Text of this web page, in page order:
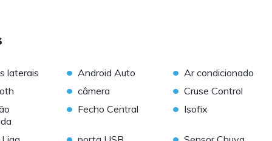
laterais • Android Auto • Ar condicionado
• câmera • Cruse Control
• Fecho Central • Isofix